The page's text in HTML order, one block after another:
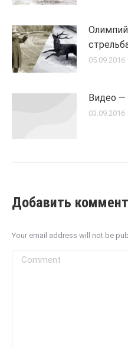
05.09.2016
Видео
03.09.2016
Добавить
Your email address will not be
Comment